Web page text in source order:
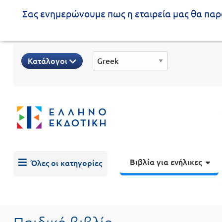
Σας ενημερώνουμε πως η εταιρεία μας θα
ενήλικες
εκπαίδευση
Βιβλία
νηπιαγωγείου
Ελληνίζειν
Κατάλογοι
Όλες οι κατηγορίες Βιβλία για ενήλικες